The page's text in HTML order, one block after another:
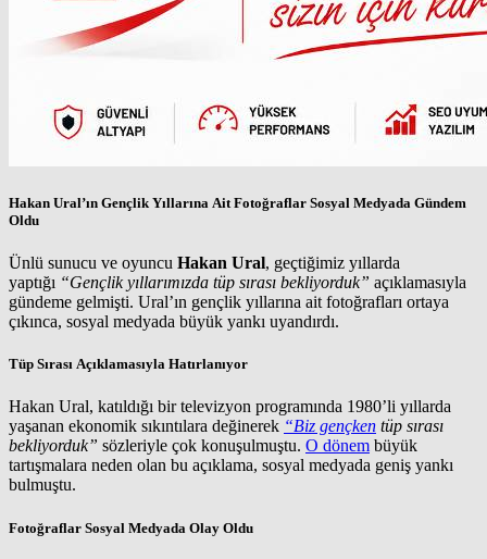
Hakan Ural’ın Gençlik Yıllarına Ait Fotoğraflar Sosyal Medyada Gündem
Oldu
Ünlü sunucu ve oyuncu Hakan Ural, geçtiğimiz yıllarda
yaptığı “Gençlik yıllarımızda tüp sırası bekliyorduk” açıklamasıyla
gündeme gelmişti. Ural’ın gençlik yıllarına ait fotoğrafları ortaya
çıkınca, sosyal medyada büyük yankı uyandırdı.
Tüp Sırası Açıklamasıyla Hatırlanıyor
Hakan Ural, katıldığı bir televizyon programında 1980’li yıllarda
yaşanan ekonomik sıkıntılara değinerek “Biz gençken tüp sırası
bekliyorduk” sözleriyle çok konuşulmuştu. O dönem büyük
tartışmalara neden olan bu açıklama, sosyal medyada geniş yankı
bulmuştu.
Fotoğraflar Sosyal Medyada Olay Oldu